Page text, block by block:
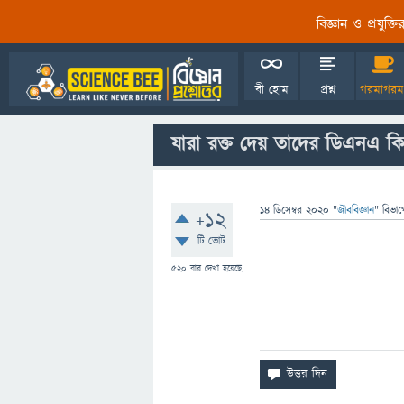
বিজ্ঞান ও
বী হোম প্রশ্ন
যারা রক্ত দেয় তাদের ডিএনএ
+12
টি ভোট
520 বার দেখা হয়েছে
14 ডিসেম্বর 2020 "জীববিজ্ঞান"